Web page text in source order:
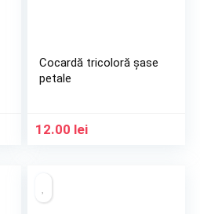
Cocardă tricoloră șase
petale
12.00 lei